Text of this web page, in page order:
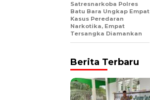
Satresnarkoba Polres
Batu Bara Ungkap Empat
Kasus Peredaran
Narkotika, Empat
Tersangka Diamankan
Berita Terbaru